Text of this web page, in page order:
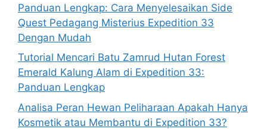
Panduan Lengkap: Cara Menyelesaikan Side
Quest Pedagang Misterius Expedition 33
Dengan Mudah
Tutorial Mencari Batu Zamrud Hutan Forest
Emerald Kalung Alam di Expedition 33:
Panduan Lengkap
Analisa Peran Hewan Peliharaan Apakah Hanya
Kosmetik atau Membantu di Expedition 33?